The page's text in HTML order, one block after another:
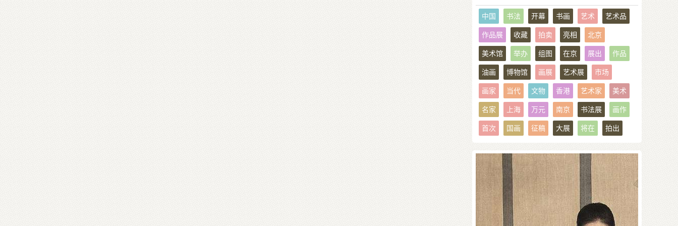
中国 书法 开幕 书画 艺术 艺术品
作品展 收藏 拍卖 亮相 北京
美术馆 举办 组图 在京 展出 作品
油画 博物馆 画展 艺术展 市场
画家 当代 文物 香港 艺术家 美术
名家 上海 万元 南京 书法展 画作
首次 国画 征稿 大展 将在 拍出